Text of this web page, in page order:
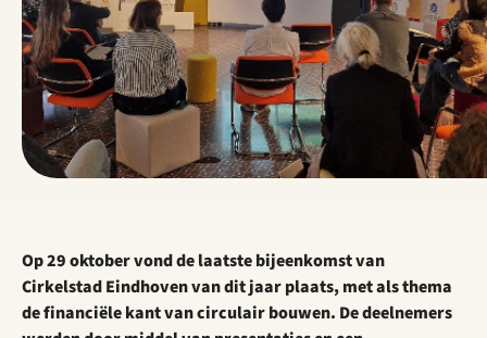
Op 29 oktober vond de laatste bijeenkomst van
Cirkelstad Eindhoven van dit jaar plaats, met als thema
de financiële kant van circulair bouwen. De deelnemers